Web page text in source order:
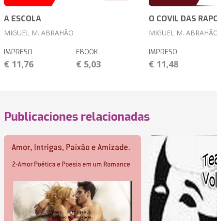
A ESCOLA
MIGUEL M. ABRAHÃO
IMPRESO
€ 11,76
EBOOK
€ 5,03
O COVIL DAS
MIGUEL M.
IMPRESO
€ 11,48
Publicaciones relacionadas